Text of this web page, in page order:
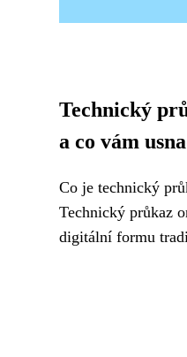
Technický
a co vám
Co je technický
Technický průkaz
digitální formu